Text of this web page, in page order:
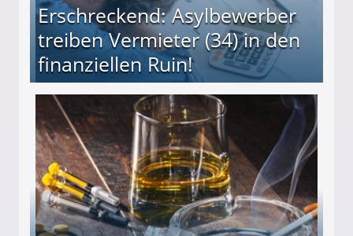
Erschreckend: Asylbewerber
treiben Vermieter (34) in den
finanziellen Ruin!
(34) in den finanziellen Ruin!